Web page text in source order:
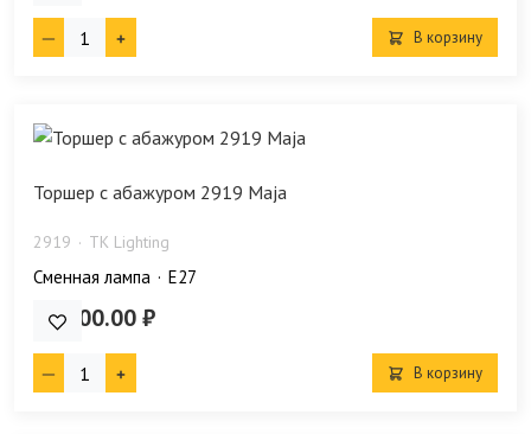
В корзину
Торшер с абажуром 2919 Maja
2919 TK Lighting
Сменная лампа E27
29 700.00 ₽
В корзину